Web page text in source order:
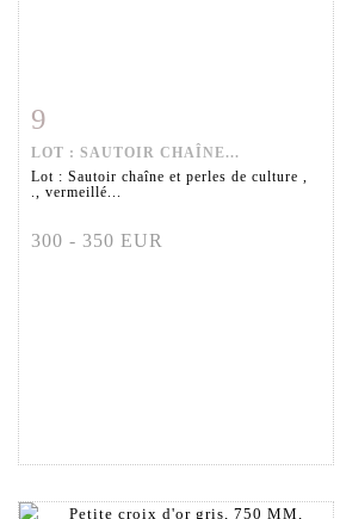
9
LOT : SAUTOIR CHAÎNE...
Lot : Sautoir chaîne et perles de culture ,
., vermeillé...
300 - 350 EUR